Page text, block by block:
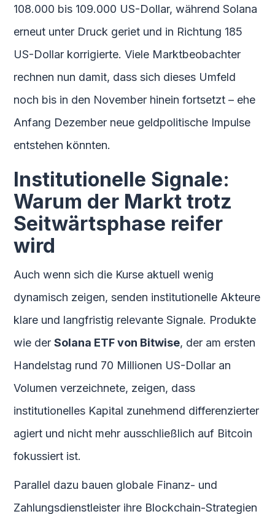
108.000 bis 109.000 US-Dollar, während Solana
erneut unter Druck geriet und in Richtung 185
US-Dollar korrigierte. Viele Marktbeobachter
rechnen nun damit, dass sich dieses Umfeld
noch bis in den November hinein fortsetzt – ehe
Anfang Dezember neue geldpolitische Impulse
entstehen könnten.
Institutionelle Signale:
Warum der Markt trotz
Seitwärtsphase reifer
wird
Auch wenn sich die Kurse aktuell wenig
dynamisch zeigen, senden institutionelle Akteure
klare und langfristig relevante Signale. Produkte
wie derSolana ETF von Bitwise, der am ersten
Handelstag rund 70 Millionen US-Dollar an
Volumen verzeichnete, zeigen, dass
institutionelles Kapital zunehmend differenzierter
agiert und nicht mehr ausschließlich auf Bitcoin
fokussiert ist.
Parallel dazu bauen globale Finanz- und
Zahlungsdienstleister ihre Blockchain-Strategien